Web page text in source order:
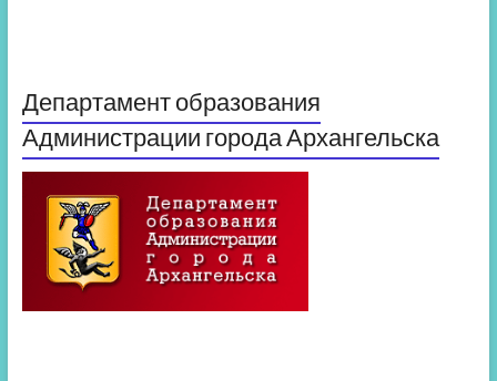
Департамент образования
Администрации города Архангельска